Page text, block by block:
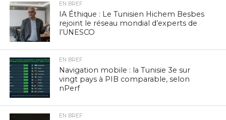
EN BREF
IA Éthique : Le Tunisien Hichem Besbes
rejoint le réseau mondial d’experts de
l’UNESCO
EN BREF
Navigation mobile : la Tunisie 3e sur
vingt pays à PIB comparable, selon
nPerf
EN BREF